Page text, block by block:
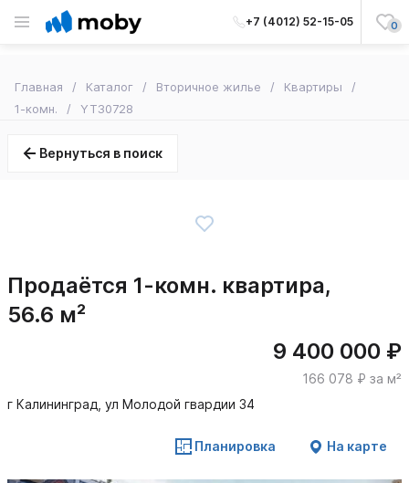
+7 (4012) 52-15-05 0
Главная Каталог Вторичное жилье
Квартиры
1-комн.
YT30728
Вернуться в поиск
Продаётся 1-комн. квартира,
56.6 м²
9 400 000 ₽
166 078 ₽ за м²
г Калининград, ул Молодой гвардии 34
Планировка На карте